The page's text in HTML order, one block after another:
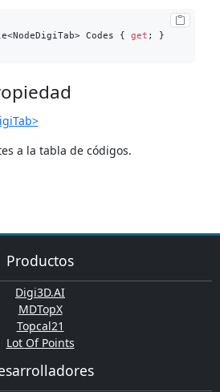
Codes { get
a la tabla de códigos.
Productos
Digi3D.AI
MDTopX
Topcal21
Lot Of Points